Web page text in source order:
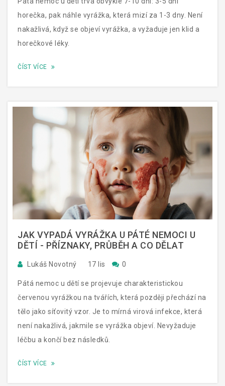
horečka, pak náhle vyrážka, která mizí za 1-3 dny. Není
nakažlivá, když se objeví vyrážka, a vyžaduje jen klid a
horečkové léky.
ČÍST VÍCE
JAK VYPADÁ VYRÁŽKA U PÁTÉ NEMOCI U
DĚTÍ - PŘÍZNAKY, PRŮBĚH A CO DĚLAT
Lukáš Novotný 17 lis 0
Pátá nemoc u dětí se projevuje charakteristickou
červenou vyrážkou na tvářích, která později přechází na
tělo jako síťovitý vzor. Je to mírná virová infekce, která
není nakažlivá, jakmile se vyrážka objeví. Nevyžaduje
léčbu a končí bez následků.
ČÍST VÍCE